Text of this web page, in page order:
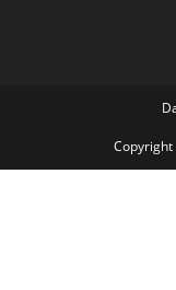
Copyright